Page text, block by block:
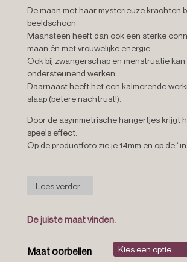
De maan met haar mysterieuze krachten
beeldschoon.
Maansteen heeft dan ook een sterke
maan én met vrouwelijke energie.
Ook bij zwangerschap en menstruatie
ondersteunend werken.
Daarnaast heeft het een kalmerende
slaap (betere nachtrust!).
Door de asymmetrische hangertjes krijgt
speels effect.
Op de productfoto zie je 14mm en op de “in”
Lees verder...
De juiste maat vinden.
Maat oorbellen